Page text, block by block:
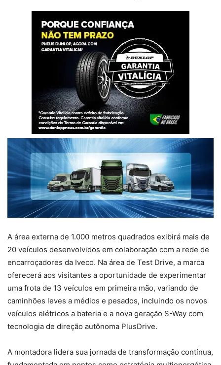
A área externa de 1.000 metros quadrados exibirá mais de
20 veículos desenvolvidos em colaboração com a rede de
encarroçadores da Iveco. Na área de Test Drive, a marca
oferecerá aos visitantes a oportunidade de experimentar
uma frota de 13 veículos em primeira mão, variando de
caminhões leves a médios e pesados, incluindo os novos
veículos elétricos a bateria e a nova geração S-Way com
tecnologia de direção autônoma PlusDrive.
A montadora lidera sua jornada de transformação contínua,